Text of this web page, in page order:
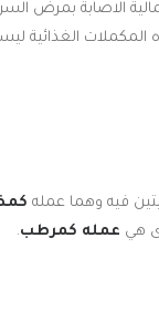
الاصابة بمرض
المكملات الغذائية
هي عمله كمرطب.